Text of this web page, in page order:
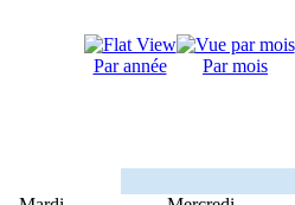
Par année Par mois